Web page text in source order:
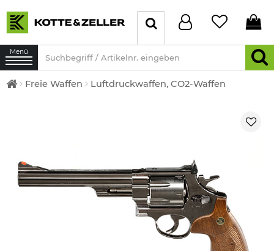
Menü
Freie Waffen Luftdruckwaffen, CO2-Waffen